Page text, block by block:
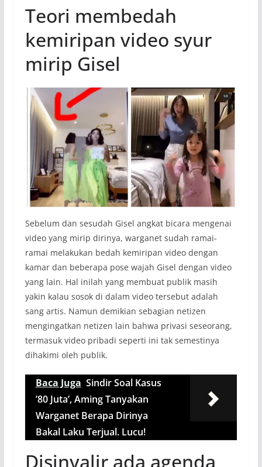
Teori membedah
kemiripan video syur
mirip Gisel
Sebelum dan sesudah Gisel angkat bicara mengenai
video yang mirip dirinya, warganet sudah ramai-
ramai melakukan bedah kemiripan video dengan
kamar dan beberapa pose wajah Gisel dengan video
yang lain. Hal inilah yang membuat publik masih
yakin kalau sosok di dalam video tersebut adalah
sang artis. Namun demikian sebagian netizen
mengingatkan netizen lain bahwa privasi seseorang,
termasuk video pribadi seperti ini tak semestinya
dihakimi oleh publik.
Baca Juga Sindir Soal Kasus
’80 Juta’, Aming Tanyakan
Warganet Berapa Dirinya
Bakal Laku Terjual. Lucu!
Disinyalir ada agenda